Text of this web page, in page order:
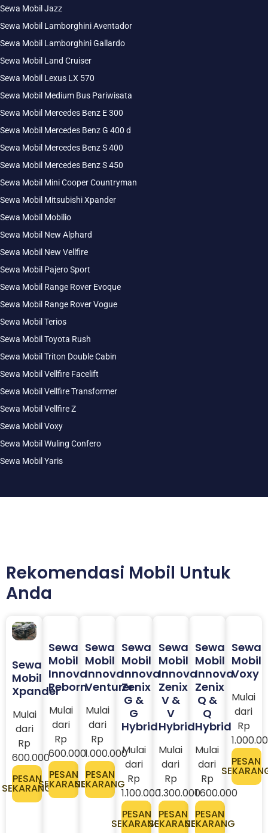
Sewa Mobil Jazz
Sewa Mobil Lamborghini Aventador
Sewa Mobil Lamborghini Gallardo
Sewa Mobil Land Cruiser
Sewa Mobil Lexus LX 570
Sewa Mobil Medium Bus Pariwisata
Sewa Mobil Mercedes Benz E 300
Sewa Mobil Mercedes Benz G 400 d
Sewa Mobil Mercedes Benz S 400
Sewa Mobil Mercedes Benz S 450
Sewa Mobil Mini Cooper Countryman
Sewa Mobil Mitsubishi Xpander
Sewa Mobil Mobilio
Sewa Mobil New Alphard
Sewa Mobil New Vellfire
Sewa Mobil Pajero Sport
Sewa Mobil Range Rover Evoque
Sewa Mobil Range Rover Vogue
Sewa Mobil Terios
Sewa Mobil Toyota Rush
Sewa Mobil Triton Double Cabin
Sewa Mobil Vellfire Facelift
Sewa Mobil Vellfire Transformer
Sewa Mobil Vellfire Z
Sewa Mobil Voxy
Sewa Mobil Wuling Confero
Sewa Mobil Yaris
Rekomendasi Mobil Untuk
Anda
Sewa
Mobil
Xpander
Mulai
dari
Rp
600.000
PESAN
SEKARANG
Sewa
Mobil
Innova
Reborn
Mulai
dari
Rp
600.000
PESAN
SEKARANG
Sewa
Mobil
Innova
Venturer
Mulai
dari
Rp
1.000.000
PESAN
SEKARANG
Sewa
Mobil
Innova
Zenix
G &
G
Hybrid
Mulai
dari
Rp
1.100.000
PESAN
SEKARANG
Sewa
Mobil
Innova
Zenix
V &
V
Hybrid
Mulai
dari
Rp
1.300.000
PESAN
SEKARANG
Sewa
Mobil
Innova
Zenix
Q &
Q
Hybrid
Mulai
dari
Rp
1.600.000
PESAN
SEKARANG
Sewa
Mobil
Voxy
Mulai
dari
Rp
PESAN